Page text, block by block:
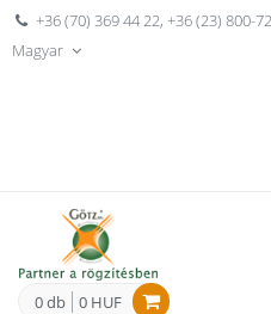
+36 (70) 369 44 22,+36 (23) 800-
Magyar
0 db 0 HUF